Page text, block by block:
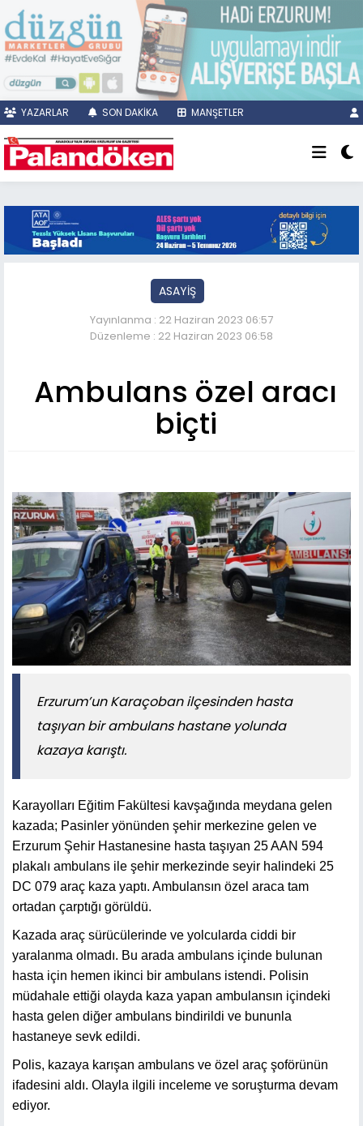
YAZARLAR SON DAKİKA MANŞETLER
ASAYİŞ
Yayınlanma : 22 Haziran 2023 06:57
Düzenleme : 22 Haziran 2023 06:58
Ambulans özel aracı
biçti
Erzurum’un Karaçoban ilçesinden hasta
taşıyan bir ambulans hastane yolunda
kazaya karıştı.
Karayolları Eğitim Fakültesi kavşağında meydana gelen
kazada; Pasinler yönünden şehir merkezine gelen ve
Erzurum Şehir Hastanesine hasta taşıyan 25 AAN 594
plakalı ambulans ile şehir merkezinde seyir halindeki 25
DC 079 araç kaza yaptı. Ambulansın özel araca tam
ortadan çarptığı görüldü.
Kazada araç sürücülerinde ve yolcularda ciddi bir
yaralanma olmadı. Bu arada ambulans içinde bulunan
hasta için hemen ikinci bir ambulans istendi. Polisin
müdahale ettiği olayda kaza yapan ambulansın içindeki
hasta gelen diğer ambulans bindirildi ve bununla
hastaneye sevk edildi.
Polis, kazaya karışan ambulans ve özel araç şoförünün
ifadesini aldı. Olayla ilgili inceleme ve soruşturma devam
ediyor.